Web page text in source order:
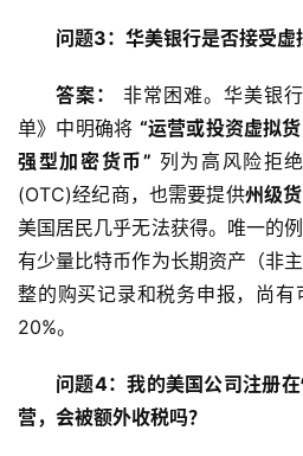
问题3：华美银行是否接受虚
答案：
非常困难。华美银
单》中明确将 “运营或投资虚拟
强型加密货币” 列为高风险拒
(OTC)经纪商，也需要提供州级
美国居民几乎无法获得。唯一的
有少量比特币作为长期资产（非
整的购买记录和税务申报，尚
20%。
问题4：我的美国公司注册
营，会被额外收税吗？